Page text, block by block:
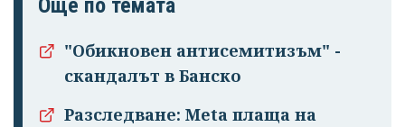
Успешно
профила си!
Още по темата
"Обикновен антисемитизъм" -
скандалът в Банско
Разследване: Meta плаща на